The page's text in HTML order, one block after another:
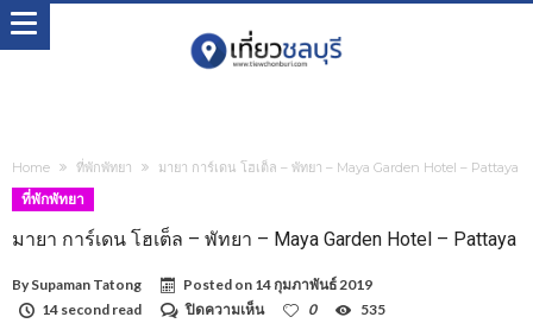
Home ที่พักพัทยา มายา การ์เดน โฮเต็ล – พัทยา – Maya Garden Hotel – Pattaya
ที่พักพัทยา
มายา การ์เดน โฮเต็ล – พัทยา – Maya Garden Hotel – Pattaya
By Supaman Tatong Posted on 14 กุมภาพันธ์ 2019
14 second read
ปิดความเห็นบน
0 535